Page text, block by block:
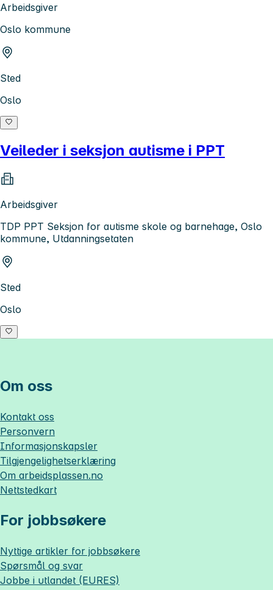
Arbeidsgiver
Oslo kommune
Sted
Oslo
Veileder i seksjon autisme i PPT
Arbeidsgiver
TDP PPT Seksjon for autisme skole og barnehage, Oslo
kommune, Utdanningsetaten
Sted
Oslo
Om oss
Kontakt oss
Personvern
Informasjonskapsler
Tilgjengelighetserklæring
Om arbeidsplassen.no
Nettstedkart
For jobbsøkere
Nyttige artikler for jobbsøkere
Spørsmål og svar
Jobbe i utlandet (EURES)